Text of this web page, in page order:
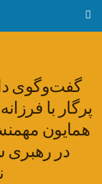
گفت‌وگوی
پرگار با
همایون
در